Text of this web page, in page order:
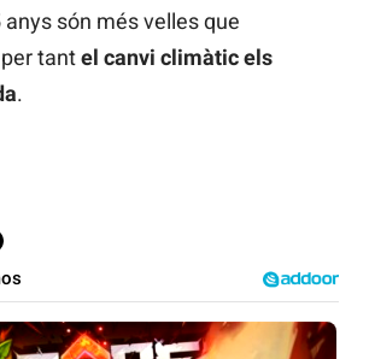
són més velles que
tantel canvi climàtic els
.